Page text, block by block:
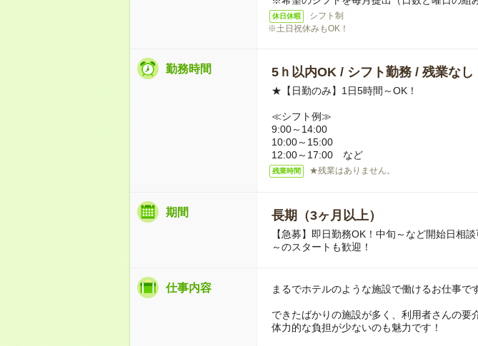
休日休暇
シフト制
※土日祝休みもOK！
勤務時間 5ｈ以内OK / シフト勤務 / 残業なし
★【日勤のみ】1日5時間～OK！
≪シフト例≫
9:00～14:00
10:00～15:00
12:00～17:00 など
残業時間 ★残業はありません。
期間 長期（3ヶ月以上）
【急募】即日勤務OK！中旬～など開始日
～のスタートも歓迎！
仕事内容 まるでホテルのような施設で働けるお仕事で
できたばかりの施設が多く、利用者さんの要
体力的な負担が少ないのも魅力です！